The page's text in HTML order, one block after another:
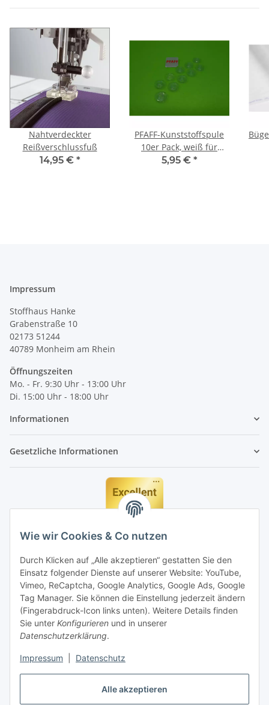
Alle akzeptieren
Wie wir Cookies & Co nutzen
Durch Klicken auf „Alle akzeptieren“ gestatten Sie den
Einsatz folgender Dienste auf unserer Website: YouTube,
Vimeo, ReCaptcha, Google Analytics, Google Ads, Google
Tag Manager. Sie können die Einstellung jederzeit ändern
(Fingerabdruck-Icon links unten). Weitere Details finden
Sie unter Konfigurieren und in unserer
Datenschutzerklärung.
Impressum Datenschutz
Nahtverdeckter
Reißverschlussfuß
14,95 € *
PFAFF-Kunststoffspule
10er Pack, weiß für
Umlaufgreifer
5,95 € *
Impressum
Stoffhaus Hanke
Grabenstraße 10
02173 51244
40789 Monheim am Rhein
Öffnungszeiten
Mo. - Fr. 9:30 Uhr - 13:00 Uhr
Di. 15:00 Uhr - 18:00 Uhr
Informationen
Gesetzliche Informationen